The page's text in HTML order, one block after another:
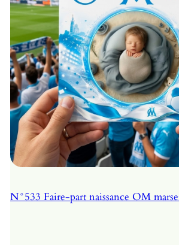
N°533 Faire-part naissance OM